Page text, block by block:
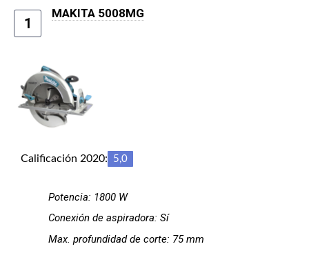
1
MAKITA 5008MG
Calificación 2020: 5,0
Potencia: 1800 W
Conexión de aspiradora: Sí
Max. profundidad de corte: 75 mm